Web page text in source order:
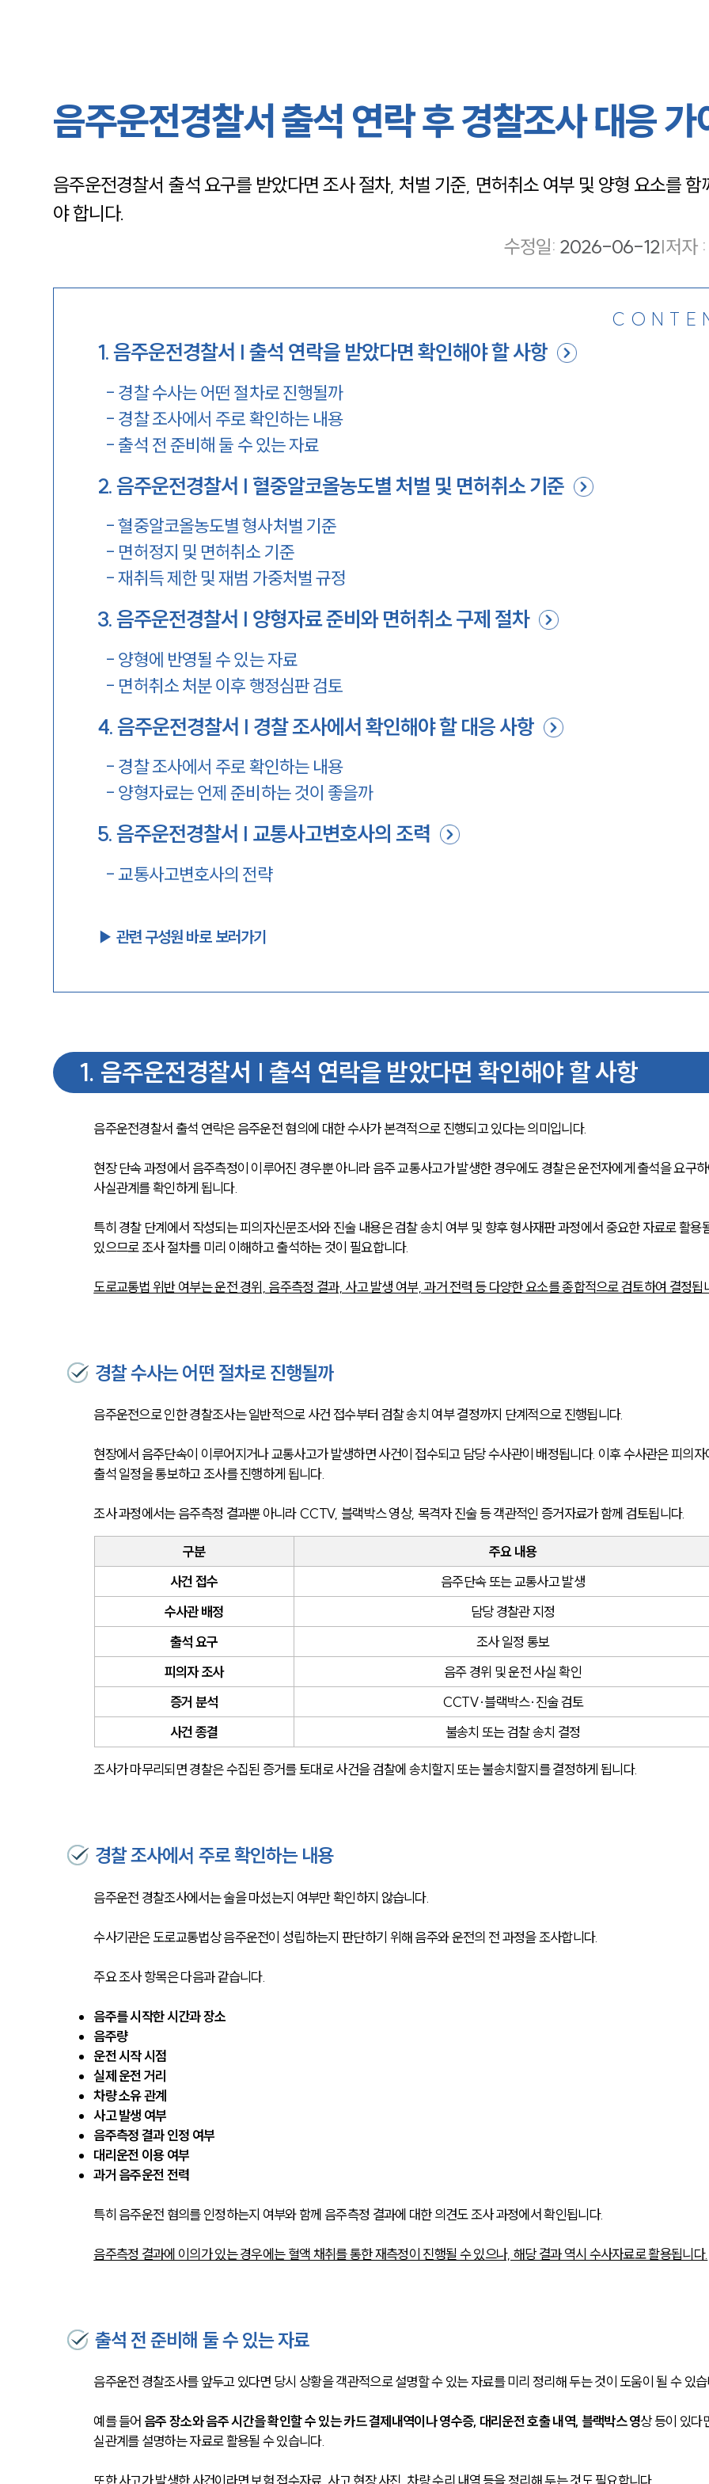
음주운전경찰서 출석 연락 후 경찰조사 대응 가
음주운전경찰서 출석 요구를 받았다면 조사 절차, 처벌 기준, 면허취소 여부 및 양형 요소를 함
야 합니다.
수정일: 2026-06-12|저자 :
1.음주운전경찰서 | 출석 연락을 받았다면 확인해야 할 사항
- 경찰 수사는 어떤 절차로 진행될까
- 경찰 조사에서 주로 확인하는 내용
- 출석 전 준비해 둘 수 있는 자료
2.음주운전경찰서 | 혈중알코올농도별 처벌 및 면허취소 기준
-혈중알코올농도별 형사처벌 기준
- 면허정지 및 면허취소 기준
-재취득 제한 및 재범 가중처벌 규정
3.음주운전경찰서 | 양형자료 준비와 면허취소 구제 절차
- 양형에 반영될 수 있는 자료
- 면허취소 처분 이후 행정심판 검토
4.음주운전경찰서 | 경찰 조사에서 확인해야 할 대응 사항
- 경찰 조사에서 주로 확인하는 내용
- 양형자료는 언제 준비하는 것이 좋을까
5.음주운전경찰서 | 교통사고변호사의 조력
-교통사고변호사의 전략
▶︎ 관련 구성원 바로 보러가기
1. 음주운전경찰서 | 출석 연락을 받았다면 확인해야 할 사항
음주운전경찰서 출석 연락은 음주운전 혐의에 대한 수사가 본격적으로 진행되고 있다는 의미입니다.
현장 단속 과정에서 음주측정이 이루어진 경우뿐 아니라 음주 교통사고가 발생한 경우에도 경찰은 운전자에게 출석을 요구
사실관계를 확인하게 됩니다.
특히 경찰 단계에서 작성되는 피의자신문조서와 진술 내용은 검찰 송치 여부 및 향후 형사재판 과정에서 중요한 자료로 활용
있으므로 조사 절차를 미리 이해하고 출석하는 것이 필요합니다.
도로교통법 위반 여부는 운전 경위, 음주측정 결과, 사고 발생 여부, 과거 전력 등 다양한 요소를 종합적으로 검토하여 결정됩
경찰 수사는 어떤 절차로 진행될까
음주운전으로 인한 경찰조사는 일반적으로 사건 접수부터 검찰 송치 여부 결정까지 단계적으로 진행됩니다.
현장에서 음주단속이 이루어지거나 교통사고가 발생하면 사건이 접수되고 담당 수사관이 배정됩니다. 이후 수사관은 피의자
출석 일정을 통보하고 조사를 진행하게 됩니다.
조사 과정에서는 음주측정 결과뿐 아니라 CCTV, 블랙박스 영상, 목격자 진술 등 객관적인 증거자료가 함께 검토됩니다.
구분
주요 내용
사건 접수
음주단속 또는 교통사고 발생
수사관 배정
담당 경찰관 지정
출석 요구
조사 일정 통보
피의자 조사
음주 경위 및 운전 사실 확인
증거 분석
CCTV·블랙박스·진술 검토
사건 종결
불송치 또는 검찰 송치 결정
조사가 마무리되면 경찰은 수집된 증거를 토대로 사건을 검찰에 송치할지 또는 불송치할지를 결정하게 됩니다.
경찰 조사에서 주로 확인하는 내용
음주운전 경찰조사에서는 술을 마셨는지 여부만 확인하지 않습니다.
수사기관은 도로교통법상 음주운전이 성립하는지 판단하기 위해 음주와 운전의 전 과정을 조사합니다.
주요 조사 항목은 다음과 같습니다.
음주를 시작한 시간과 장소
음주량
운전 시작 시점
실제 운전 거리
차량 소유 관계
사고 발생 여부
음주측정 결과 인정 여부
대리운전 이용 여부
과거 음주운전 전력
특히 음주운전 혐의를 인정하는지 여부와 함께 음주측정 결과에 대한 의견도 조사 과정에서 확인됩니다.
음주측정 결과에 이의가 있는 경우에는 혈액 채취를 통한 재측정이 진행될 수 있으나, 해당 결과 역시 수사자료로 활용됩니다.
출석 전 준비해 둘 수 있는 자료
음주운전 경찰조사를 앞두고 있다면 당시 상황을 객관적으로 설명할 수 있는 자료를 미리 정리해 두는 것이 도움이 될 수 있습
예를 들어 음주 장소와 음주 시간을 확인할 수 있는 카드 결제내역이나 영수증, 대리운전 호출 내역, 블랙박스 영상 등이 있다
실관계를 설명하는 자료로 활용될 수 있습니다.
또한 사고가 발생한 사건이라면 보험 접수자료, 사고 현장 사진, 차량 수리 내역 등을 정리해 두는 것도 필요합니다.